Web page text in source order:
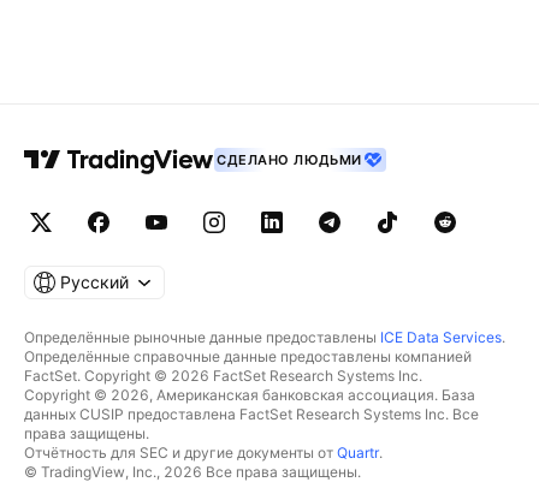
СДЕЛАНО ЛЮДЬМИ
Русский
Определённые рыночные данные предоставлены ICE Data Services.
Определённые справочные данные предоставлены компанией
FactSet. Copyright © 2026 FactSet Research Systems Inc.
Copyright © 2026, Американская банковская ассоциация. База
данных CUSIP предоставлена FactSet Research Systems Inc. Все
права защищены.
Отчётность для SEC и другие документы от Quartr.
© TradingView, Inc., 2026 Все права защищены.